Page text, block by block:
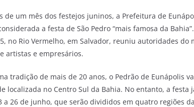
de um mês dos festejos juninos, a Prefeitura de
a festa de São Pedro “mais famosa da
no Rio Vermelho, em Salvador, reuniu autoridades do
artistas e empresários.
tradição de mais de 20 anos, o Pedrão de Eunápolis
localizada no Centro Sul da Bahia. No entanto, a festa
a 26 de junho, que serão divididos em quatro regiões